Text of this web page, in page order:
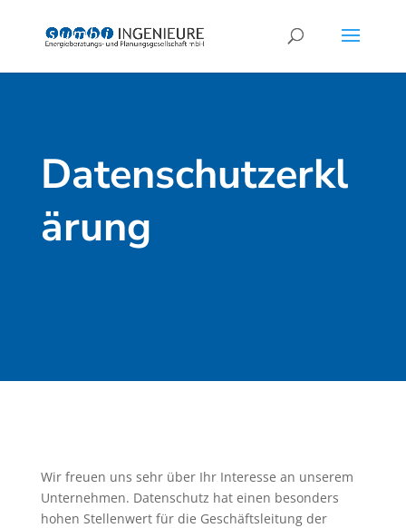
Datenschutzerkl
ärung
Wir freuen uns sehr über Ihr Interesse an unserem
Unternehmen. Datenschutz hat einen besonders
hohen Stellenwert für die Geschäftsleitung der